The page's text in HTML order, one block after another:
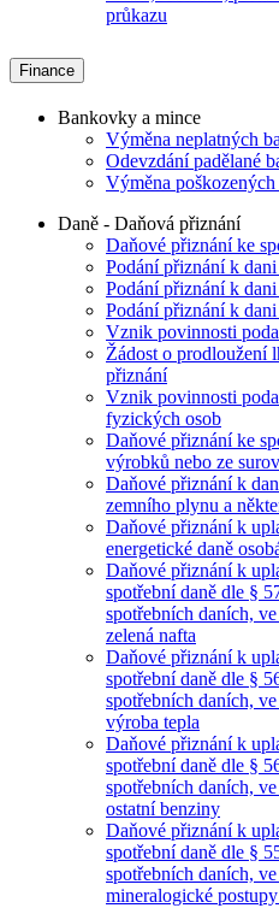
průkazu
Finance
Bankovky a mince
Výměna neplatných
Odevzdání padělané
Výměna
Daně - Daňová přiznání
Daňové přiznání ke
Podání přiznání k
Podání přiznání k
Podání přiznání k
Vznik povinnosti
Žádost o prodloužení
přiznání
Vznik povinnosti
fyzických osob
Daňové přiznání ke
výrobků nebo ze
Daňové přiznání k
zemního plynu a
Daňové přiznání k
energetické daně
Daňové přiznání k
spotřební daně dle §
spotřebních daních,
zelená nafta
Daňové přiznání k
spotřební daně dle §
spotřebních daních,
výroba tepla
Daňové přiznání k
spotřební daně dle §
spotřebních daních,
ostatní benziny
Daňové přiznání k
spotřební daně dle §
spotřebních daních,
mineralogické